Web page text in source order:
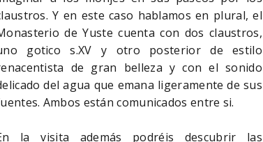
Y en este caso hablamos en plural, el
de Yuste cuenta con dos claustros,
gotico s.XV y otro posterior de estilo
de gran belleza y con el sonido
del agua que emana ligeramente de sus
Ambos están comunicados entre si.
la visita además podréis descubrir las